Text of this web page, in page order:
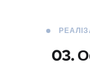
03.